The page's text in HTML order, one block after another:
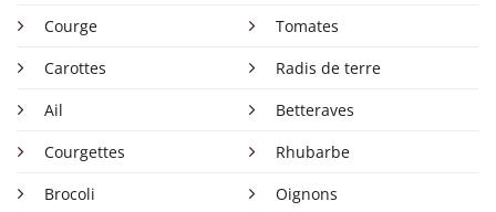
Courge
Carottes
Ail
Courgettes
Brocoli
Tomates
Radis de terre
Betteraves
Rhubarbe
Oignons